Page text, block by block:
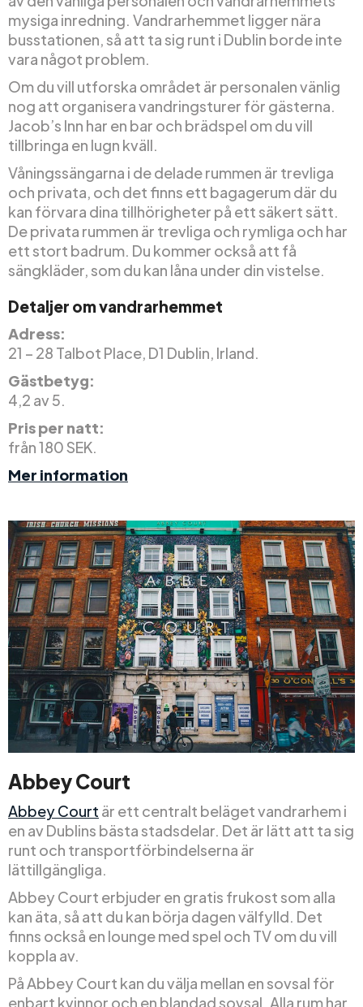
mysiga inredning. Vandrarhemmet ligger nära
busstationen, så att ta sig runt i Dublin borde inte
vara något problem.
Om du vill utforska området är personalen vänlig
nog att organisera vandringsturer för gästerna.
Jacob’s Inn har en bar och brädspel om du vill
tillbringa en lugn kväll.
Våningssängarna i de delade rummen är trevliga
och privata, och det finns ett bagagerum där du
kan förvara dina tillhörigheter på ett säkert sätt.
De privata rummen är trevliga och rymliga och har
ett stort badrum. Du kommer också att få
sängkläder, som du kan låna under din vistelse.
Detaljer om vandrarhemmet
Adress:
21 – 28 Talbot Place, D1 Dublin, Irland.
Gästbetyg:
4,2 av 5.
Pris per natt:
från 180 SEK.
Mer information
Abbey Court
Abbey Court är ett centralt beläget vandrarhem i
en av Dublins bästa stadsdelar. Det är lätt att ta sig
runt och transportförbindelserna är
lättillgängliga.
Abbey Court erbjuder en gratis frukost som alla
kan äta, så att du kan börja dagen välfylld. Det
finns också en lounge med spel och TV om du vill
koppla av.
På Abbey Court kan du välja mellan en sovsal för
enbart kvinnor och en blandad sovsal. Alla rum har